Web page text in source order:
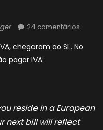
24 comentários
chegaram ao SL. No
pagar IVA:
reside in a European
next bill will reflect